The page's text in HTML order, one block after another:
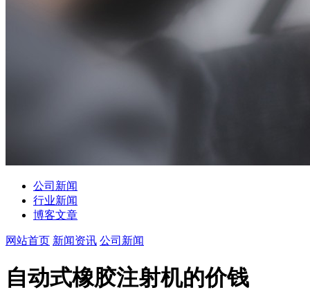
公司新闻
行业新闻
博客文章
网站首页 新闻资讯 公司新闻
自动式橡胶注射机的价钱